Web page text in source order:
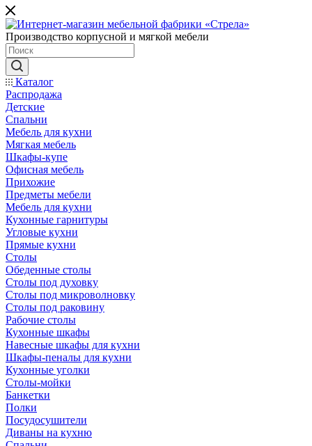
Производство корпусной и мягкой мебели
Каталог
Распродажа
Детские
Спальни
Мебель для кухни
Мягкая мебель
Шкафы-купе
Офисная мебель
Прихожие
Предметы мебели
Мебель для кухни
Кухонные гарнитуры
Угловые кухни
Прямые кухни
Столы
Обеденные столы
Столы под духовку
Столы под микроволновку
Столы под раковину
Рабочие столы
Кухонные шкафы
Навесные шкафы для кухни
Шкафы-пеналы для кухни
Кухонные уголки
Столы-мойки
Банкетки
Полки
Посудосушители
Диваны на кухню